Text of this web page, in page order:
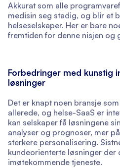
Akkurat som alle
medisin seg stadig, og blir et
helseselskaper. Her er bare
fremtiden for denne nisjen og
Forbedringer med kunstig
løsninger
Det er knapt noen bransje
allerede, og helse-SaaS er
kan selskaper få løsningene
analyser og prognoser, mer
sterkere personalisering.
kundeorienterte løsninger der
imøtekommende tjeneste.